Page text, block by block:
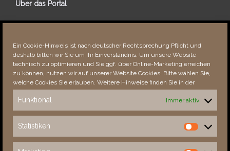
Ein Cookie-Hinweis ist nach deutscher Rechtsprechung Pflicht und
deshalb bitten wir Sie um Ihr Einverständnis: Um unsere Website
technisch zu optimieren und Sie ggf. über Online-Marketing erreichen
zu können, nutzen wir auf unserer Website Cookies. Bitte wählen Sie,
welche Cookies Sie erlauben. Weitere Hinweise finden Sie in der
Funktional Immer aktiv
Statistiken
Statistiken
Über das Portal
Über dieses Portal
Fehler bemerkt?
Besucher seit 08/​2021